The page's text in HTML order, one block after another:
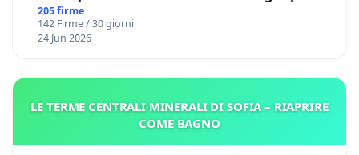
Files
205 firme
142 Firme / 30 giorni
24 Jun 2026
LE TERME CENTRALI MINERALI DI SOFIA – RIAPRIRE
COME BAGNO